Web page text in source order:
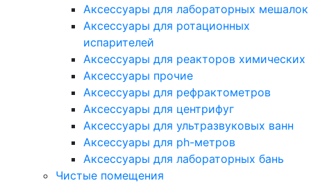
Аксессуары для лабораторных мешалок
Аксессуары для ротационных
испарителей
Аксессуары для реакторов химических
Аксессуары прочие
Аксессуары для рефрактометров
Аксессуары для центрифуг
Аксессуары для ультразвуковых ванн
Аксессуары для ph-метров
Аксессуары для лабораторных бань
Чистые помещения